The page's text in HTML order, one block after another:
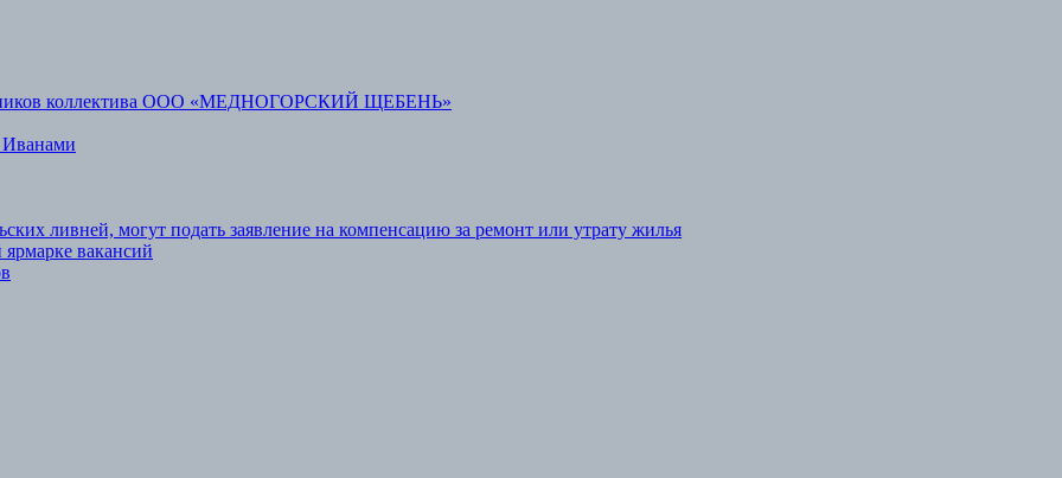
коллектива ООО «МЕДНОГОРСКИЙ ЩЕБЕНЬ»
ливней, могут подать заявление на компенсацию за ремонт или утрату жилья
вакансий